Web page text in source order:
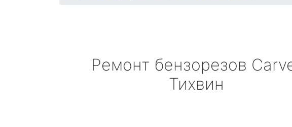
Ремонт бензорезов
Тихвин